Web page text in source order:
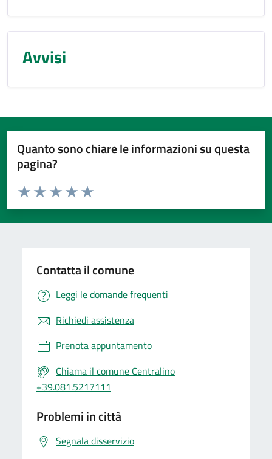
Avvisi
Quanto sono chiare le informazioni su questa
pagina?
Valuta da 1 a 5 stelle la pagina
Valuta 5 stelle su 5
Valuta 4 stelle su 5
Valuta 3 stelle su 5
Valuta 2 stelle su 5
Valuta 1 stelle su 5
Contatta il comune
Leggi le domande frequenti
Richiedi assistenza
Prenota appuntamento
Chiama il comune Centralino
+39.081.5217111
Problemi in città
Segnala disservizio